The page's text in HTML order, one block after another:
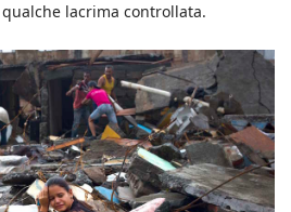
lacrima controllata.